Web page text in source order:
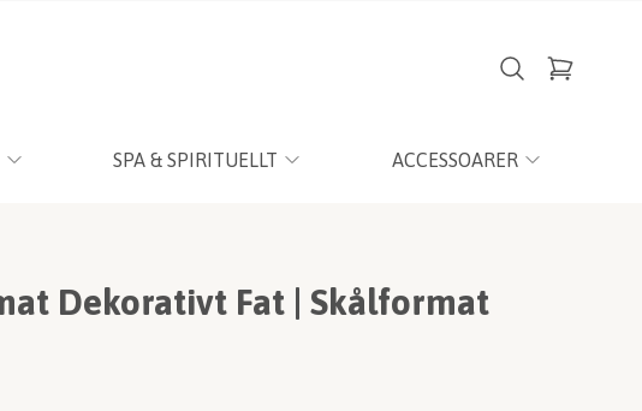
SPA & SPIRITUELLT ACCESSOARER
Dekorativt Fat | Skålformat